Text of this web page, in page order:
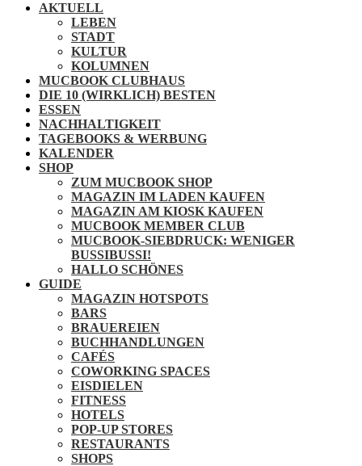
AKTUELL
LEBEN
STADT
KULTUR
KOLUMNEN
MUCBOOK CLUBHAUS
DIE 10 (WIRKLICH) BESTEN
ESSEN
NACHHALTIGKEIT
TAGEBOOKS & WERBUNG
KALENDER
SHOP
ZUM MUCBOOK SHOP
MAGAZIN IM LADEN KAUFEN
MAGAZIN AM KIOSK KAUFEN
MUCBOOK MEMBER CLUB
MUCBOOK-SIEBDRUCK: WENIGER
BUSSIBUSSI!
HALLO SCHÖNES
GUIDE
MAGAZIN HOTSPOTS
BARS
BRAUEREIEN
BUCHHANDLUNGEN
CAFÉS
COWORKING SPACES
EISDIELEN
FITNESS
HOTELS
POP-UP STORES
RESTAURANTS
SHOPS